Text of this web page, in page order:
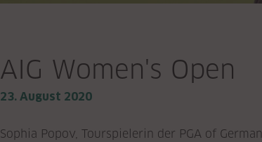
AIG Women's Open
23. August 2020
Sophia Popov, Tourspielerin der PGA of